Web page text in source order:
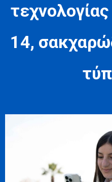
14,